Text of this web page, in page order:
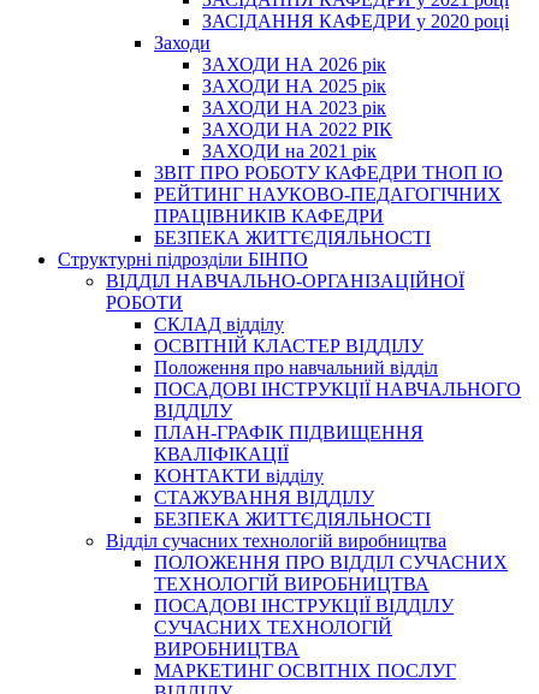
ЗАСІДАННЯ КАФЕДРИ у 2020 році
Заходи
ЗАХОДИ НА 2026 рік
ЗАХОДИ НА 2025 рік
ЗАХОДИ НА 2023 рік
ЗАХОДИ НА 2022 РІК
ЗАХОДИ на 2021 рік
3BIT ПРО РОБОТУ КАФЕДРИ ТНОП ІО
РЕЙТИНГ НАУКОВО-ПЕДАГОГІЧНИХ
ПРАЦІВНИКІВ КАФЕДРИ
БЕЗПЕКА ЖИТТЄДІЯЛЬНОСТІ
Структурні підрозділи БІНПО
ВІДДІЛ НАВЧАЛЬНО-ОРГАНІЗАЦІЙНОЇ
РОБОТИ
СКЛАД відділу
ОСВІТНІЙ КЛАСТЕР ВІДДІЛУ
Положення про навчальний вiддiл
ПОСАДОВІ ІНСТРУКЦІЇ НАВЧАЛЬНОГО
ВІДДІЛУ
ПЛАН-ГРАФІК ПІДВИЩЕННЯ
КВАЛІФІКАЦІЇ
КОНТАКТИ відділу
СТАЖУВАННЯ ВІДДІЛУ
БЕЗПЕКА ЖИТТЄДІЯЛЬНОСТІ
Відділ сучасних технологій виробництва
ПОЛОЖЕННЯ ПРО ВІДДІЛ СУЧАСНИХ
ТЕХНОЛОГІЙ ВИРОБНИЦТВА
ПОСАДОВІ ІНСТРУКЦІЇ ВІДДІЛУ
СУЧАСНИХ ТЕХНОЛОГІЙ
ВИРОБНИЦТВА
МАРКЕТИНГ ОСВІТНІХ ПОСЛУГ